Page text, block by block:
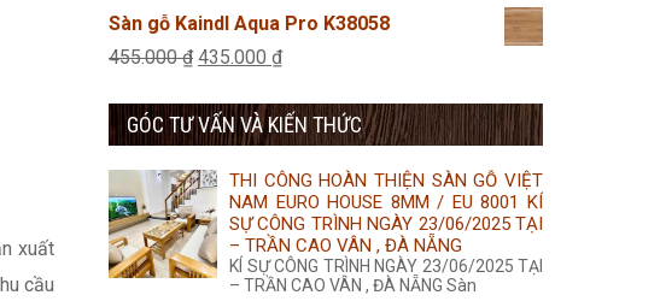
xuất
cầu
435.000 ₫.
gốc
là:
hiện
tại
25.000 ₫.
Sàn gỗ Kaindl Aqua Pro K38058
455.000₫ Giá
là:
435.000 ₫Giá
tại
435.000 ₫.
GÓC TƯ VẤN VÀ KIẾN THỨC
THI CÔNG HOÀN THIỆN SÀN GỖ VIỆT
NAM EURO HOUSE 8MM / EU 8001 KÍ
SỰ CÔNG TRÌNH NGÀY 23/06/2025 TẠI
– TRẦN CAO VÂN , ĐÀ NẴNG
KÍ SỰ CÔNG TRÌNH NGÀY 23/06/2025 TẠI
– TRẦN CAO VÂN , ĐÀ NẴNG Sàn